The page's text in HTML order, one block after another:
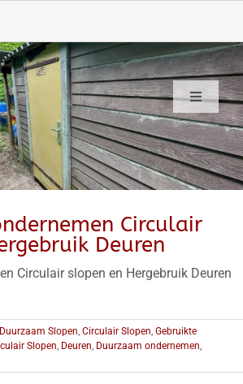
Toggle
Navigation
Circulair
Deuren
Circulair slopen en Hergebruik Deuren
Duurzaam Slopen Circulair Slopen Gebruikte
Slopen Deuren Duurzaam ondernemen